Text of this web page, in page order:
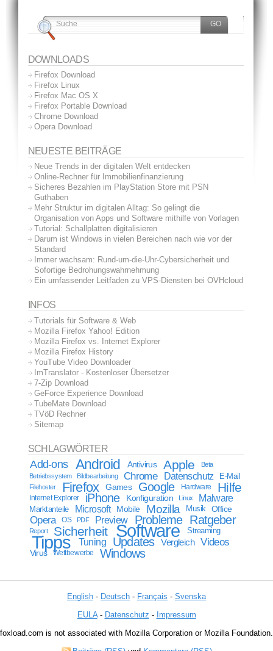
DOWNLOADS
Firefox Download
Firefox Linux
Firefox Mac OS X
Firefox Portable Download
Chrome Download
Opera Download
NEUESTE BEITRÄGE
Neue Trends in der digitalen Welt entdecken
Online-Rechner für Immobilienfinanzierung
Sicheres Bezahlen im PlayStation Store mit PSN
Guthaben
Mehr Struktur im digitalen Alltag: So gelingt die
Organisation von Apps und Software mithilfe von Vorlagen
Tutorial: Schallplatten digitalisieren
Darum ist Windows in vielen Bereichen nach wie vor der
Standard
Immer wachsam: Rund-um-die-Uhr-Cybersicherheit und
Sofortige Bedrohungswahrnehmung
Ein umfassender Leitfaden zu VPS-Diensten bei OVHcloud
INFOS
Tutorials für Software & Web
Mozilla Firefox Yahoo! Edition
Mozilla Firefox vs. Internet Explorer
Mozilla Firefox History
YouTube Video Downloader
ImTranslator - Kostenloser Übersetzer
7-Zip Download
GeForce Experience Download
TubeMate Download
TVöD Rechner
Sitemap
SCHLAGWÖRTER
Add-ons Android Antivirus Apple
Beta
Betriebssystem
Bildbearbeitung Chrome Datenschutz E-Mail
Filehoster Firefox Games Google Hardware Hilfe
Internet Explorer iPhone Konfiguration Linux Malware
Marktanteile Microsoft Mobile Mozilla Musik Office
Opera OS PDF Preview Probleme Ratgeber
Report Sicherheit Software Streaming
Tipps Tuning Updates Vergleich Videos
Virus Wettbewerbe Windows
English - Deutsch - Français - Svenska
EULA- Datenschutz - Impressum
foxload.com is not associated with Mozilla Corporation or Mozilla Foundation.